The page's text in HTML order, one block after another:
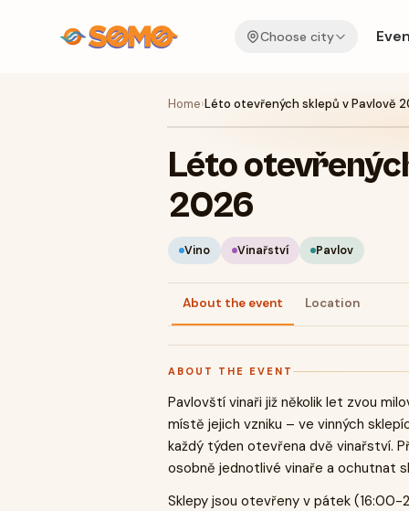
Choose city
Home›Léto otevřených sklepů v Pavlově
Léto
2026
Vino Vinařství Pavlov
About the event Location
ABOUT THE EVENT
Pavlovští vinaři již několik let zvou
místě jejich vzniku – ve vinných
každý týden otevřena dvě vinařství.
osobně jednotlivé vinaře a ochutnat
Sklepy jsou otevřeny v pátek